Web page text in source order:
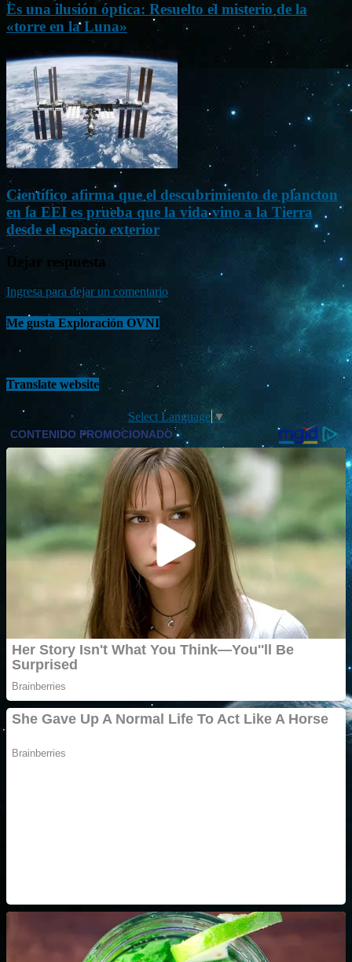
Es una ilusión óptica: Resuelto el misterio de la
«torre en la Luna»
Científico afirma que el descubrimiento de plancton
en la EEI es prueba que la vida vino a la Tierra
desde el espacio exterior
Dejar respuesta
Ingresa para dejar un comentario
Me gusta Exploración OVNI
Translate website
Select Language ▼